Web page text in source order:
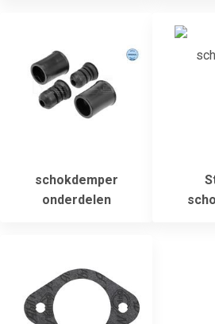
schokdemper
onderdelen